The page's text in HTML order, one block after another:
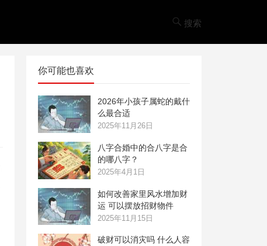
搜索
你可能也喜欢
2026年小孩子属蛇的戴什
么最合适
2025年11月26日
八字合婚中的合八字是合
的哪八字？
2025年4月1日
如何改善家里风水增加财
运 可以摆放招财物件
2025年11月15日
破财可以消灾吗 什么人容